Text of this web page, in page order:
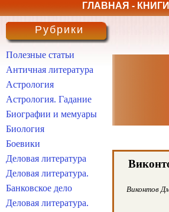
ГЛАВНАЯ - КНИГИ
Виконтов
Рубрики
Полезные статьи
Античная литература
Астрология
Астрология. Гадание
Биографии и мемуары
Биология
Боевики
Деловая литература
Деловая литература.
Банковское дело
Деловая литература.